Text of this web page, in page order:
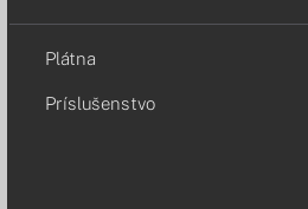
Plátna
Príslušenstvo